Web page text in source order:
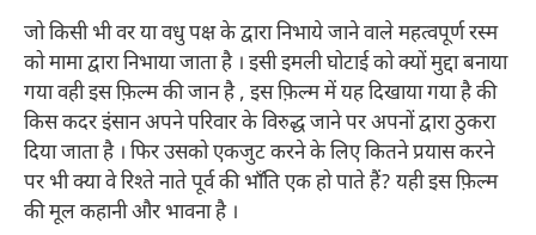
जो किसी भी वर या वधु पक्ष के द्वारा निभाये जाने वाले महत्वपूर्ण रस्म
को मामा द्वारा निभाया जाता है । इसी इमली घोटाई को क्यों मुद्दा बनाया
गया वही इस फ़िल्म की जान है , इस फ़िल्म में यह दिखाया गया है की
किस कदर इंसान अपने परिवार के विरुद्ध जाने पर अपनों द्वारा ठुकरा
दिया जाता है । फिर उसको एकजुट करने के लिए कितने प्रयास करने
पर भी क्या वे रिश्ते नाते पूर्व की भाँति एक हो पाते हैं? यही इस फ़िल्म
की मूल कहानी और भावना है ।